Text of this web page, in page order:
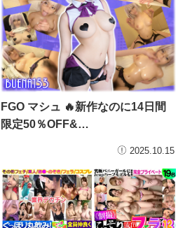
FGO マシュ 🔥新作なのに14日間
限定50％OFF&…
2025.10.15